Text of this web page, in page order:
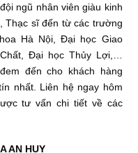
ngũ nhân viên giàu kinh
Thạc sĩ đến từ các trường
Hà Nội, Đại học Giao
Đại học Thủy Lợi,…
đến cho khách hàng
nhất. Liên hệ ngay hôm
tư vấn chi tiết về các
AN HUY